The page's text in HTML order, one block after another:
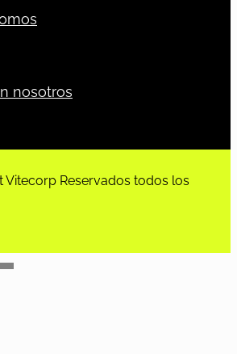
nosotros
Vitecorp Reservados todos los